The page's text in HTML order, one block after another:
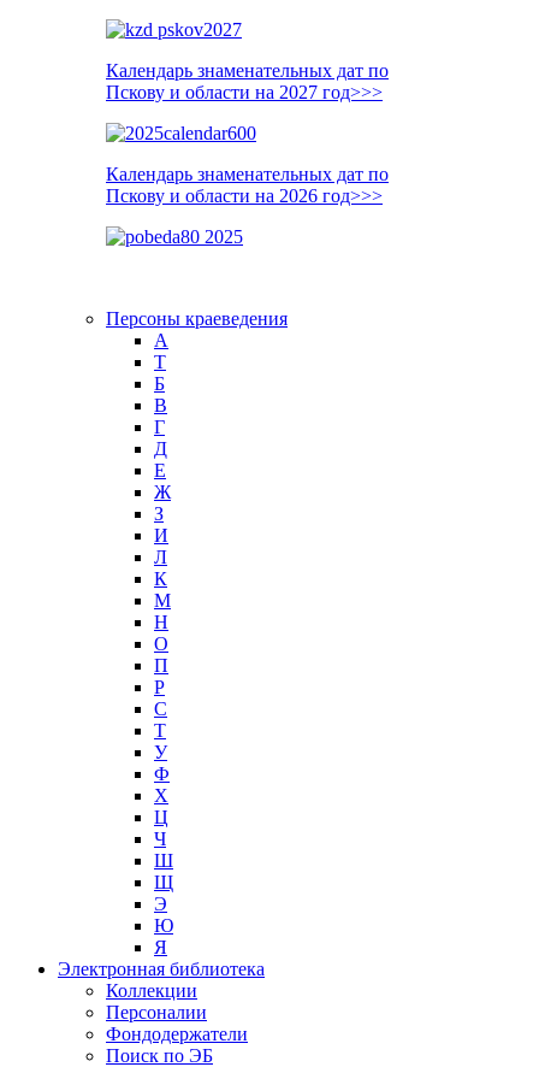
Календарь знаменательных дат по
Пскову и области на 2027 год>>>
Календарь знаменательных дат по
Пскову и области на 2026 год>>>
Персоны краеведения
А
T
Б
В
Г
Д
Е
Ж
З
И
Л
К
М
Н
О
П
Р
С
Т
У
Ф
Х
Ц
Ч
Ш
Щ
Э
Ю
Я
Электронная библиотека
Коллекции
Персоналии
Фондодержатели
Поиск по ЭБ